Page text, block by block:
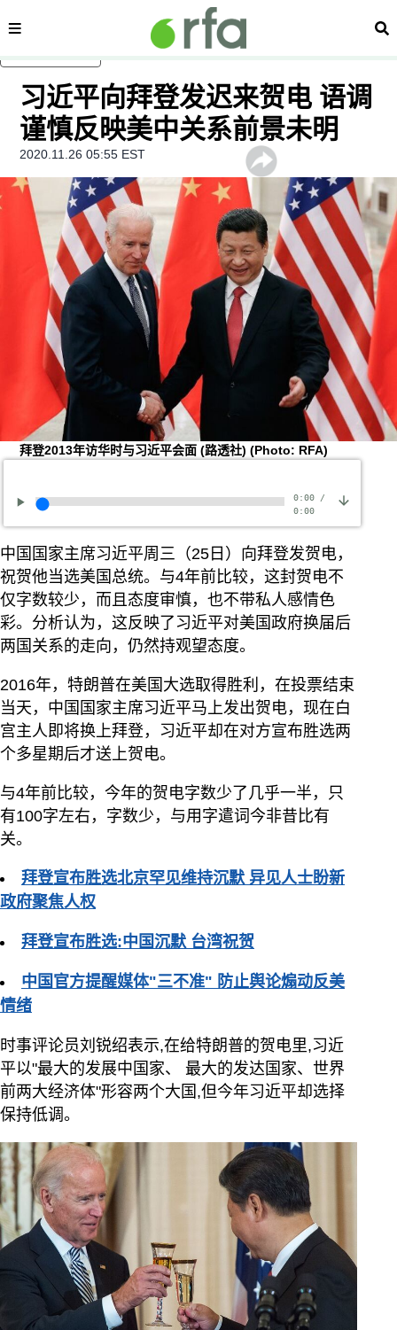
内容分类 搜
习近平向拜登发迟来贺电 语调
谨慎反映美中关系前景未明
2020.11.26 05:55 EST
拜登2013年访华时与习近平会面 (路透社)(Photo: RFA)
0:00/
0:00
中国国家主席习近平周三（25日）向拜登发贺电，
祝贺他当选美国总统。与4年前比较，这封贺电不
仅字数较少，而且态度审慎，也不带私人感情色
彩。分析认为，这反映了习近平对美国政府换届后
两国关系的走向，仍然持观望态度。
2016年，特朗普在美国大选取得胜利，在投票结束
当天，中国国家主席习近平马上发出贺电，现在白
宫主人即将换上拜登，习近平却在对方宣布胜选两
个多星期后才送上贺电。
与4年前比较，今年的贺电字数少了几乎一半，只
有100字左右，字数少，与用字遣词今非昔比有
关。
拜登宣布胜选北京罕见维持沉默 异见人士盼新
政府聚焦人权
拜登宣布胜选:中国沉默 台湾祝贺
中国官方提醒媒体"三不准" 防止舆论煽动反美
情绪
时事评论员刘锐绍表示,在给特朗普的贺电里,习近
平以"最大的发展中国家、 最大的发达国家、世界
前两大经济体"形容两个大国,但今年习近平却选择
保持低调。